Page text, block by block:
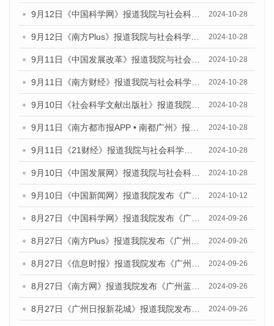
9月12日《中国科学网》报道我院与社会科学文献出版社联合发布了《广州蓝皮书：广州金融发展报告（2024）》的媒体文章 2024-10-28
9月12日《南方Plus》报道我院与社会科学文献出版社联合发布了《广州蓝皮书：广州金融发展报告（2024）》的媒体文章 2024-10-28
9月11日《中国发展改革》报道我院与社会科学文献出版社联合发布了《广州蓝皮书：广州金融发展报告（2024）》的媒体文章 2024-10-28
9月11日《南方财经》报道我院与社会科学文献出版社联合发布了《广州蓝皮书：广州金融发展报告（2024）》的媒体文章 2024-10-28
9月10日《社会科学文献出版社》报道我院与社会科学文献出版社联合发布了《广州蓝皮书：广州金融发展报告（2024）》的媒体文章 2024-10-28
9月11日《南方都市报APP • 南都广州》报道我院与社会科学文献出版社联合发布了《广州蓝皮书：广州金融发展报告（2024）》的媒体文章 2024-10-28
9月11日《21财经》报道我院与社会科学文献出版社联合发布了《广州蓝皮书：广州金融发展报告（2024）》的媒体文章 2024-10-28
9月10日《中国发展网》报道我院与社会科学文献出版社联合发布了《广州蓝皮书：广州金融发展报告（2024）》的媒体文章 2024-10-28
9月10日《中国新闻网》报道我院发布《广州蓝皮书：广州金融发展报告(2024)》的媒体文章 2024-10-12
8月27日《中国科学网》报道我院发布《广州蓝皮书：广州创新型城市发展报告（2024）》的媒体文章 2024-09-26
8月27日《南方Plus》报道我院发布《广州蓝皮书：广州创新型城市发展报告（2024）》的媒体文章 2024-09-26
8月27日《信息时报》报道我院发布《广州蓝皮书：广州创新型城市发展报告（2024）》的媒体文章 2024-09-26
8月27日《南方网》报道我院发布《广州蓝皮书：广州创新型城市发展报告（2024）》的媒体文章 2024-09-26
8月27日《广州日报新花城》报道我院发布《广州蓝皮书：广州创新型城市发展报告（2024）》的媒体文章 2024-09-26